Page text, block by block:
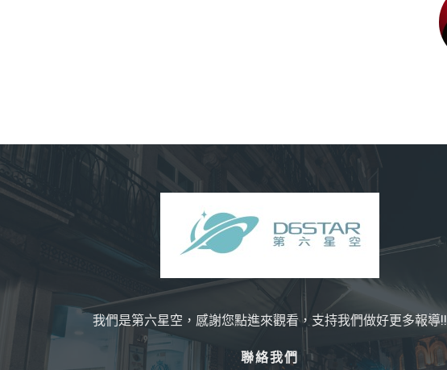
我們是第六星空，感謝您點進來觀看，支持我們做好更多報導!!
聯絡我們